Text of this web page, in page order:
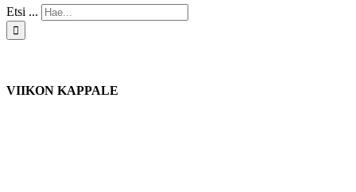
Etsi ...
VIIKON KAPPALE